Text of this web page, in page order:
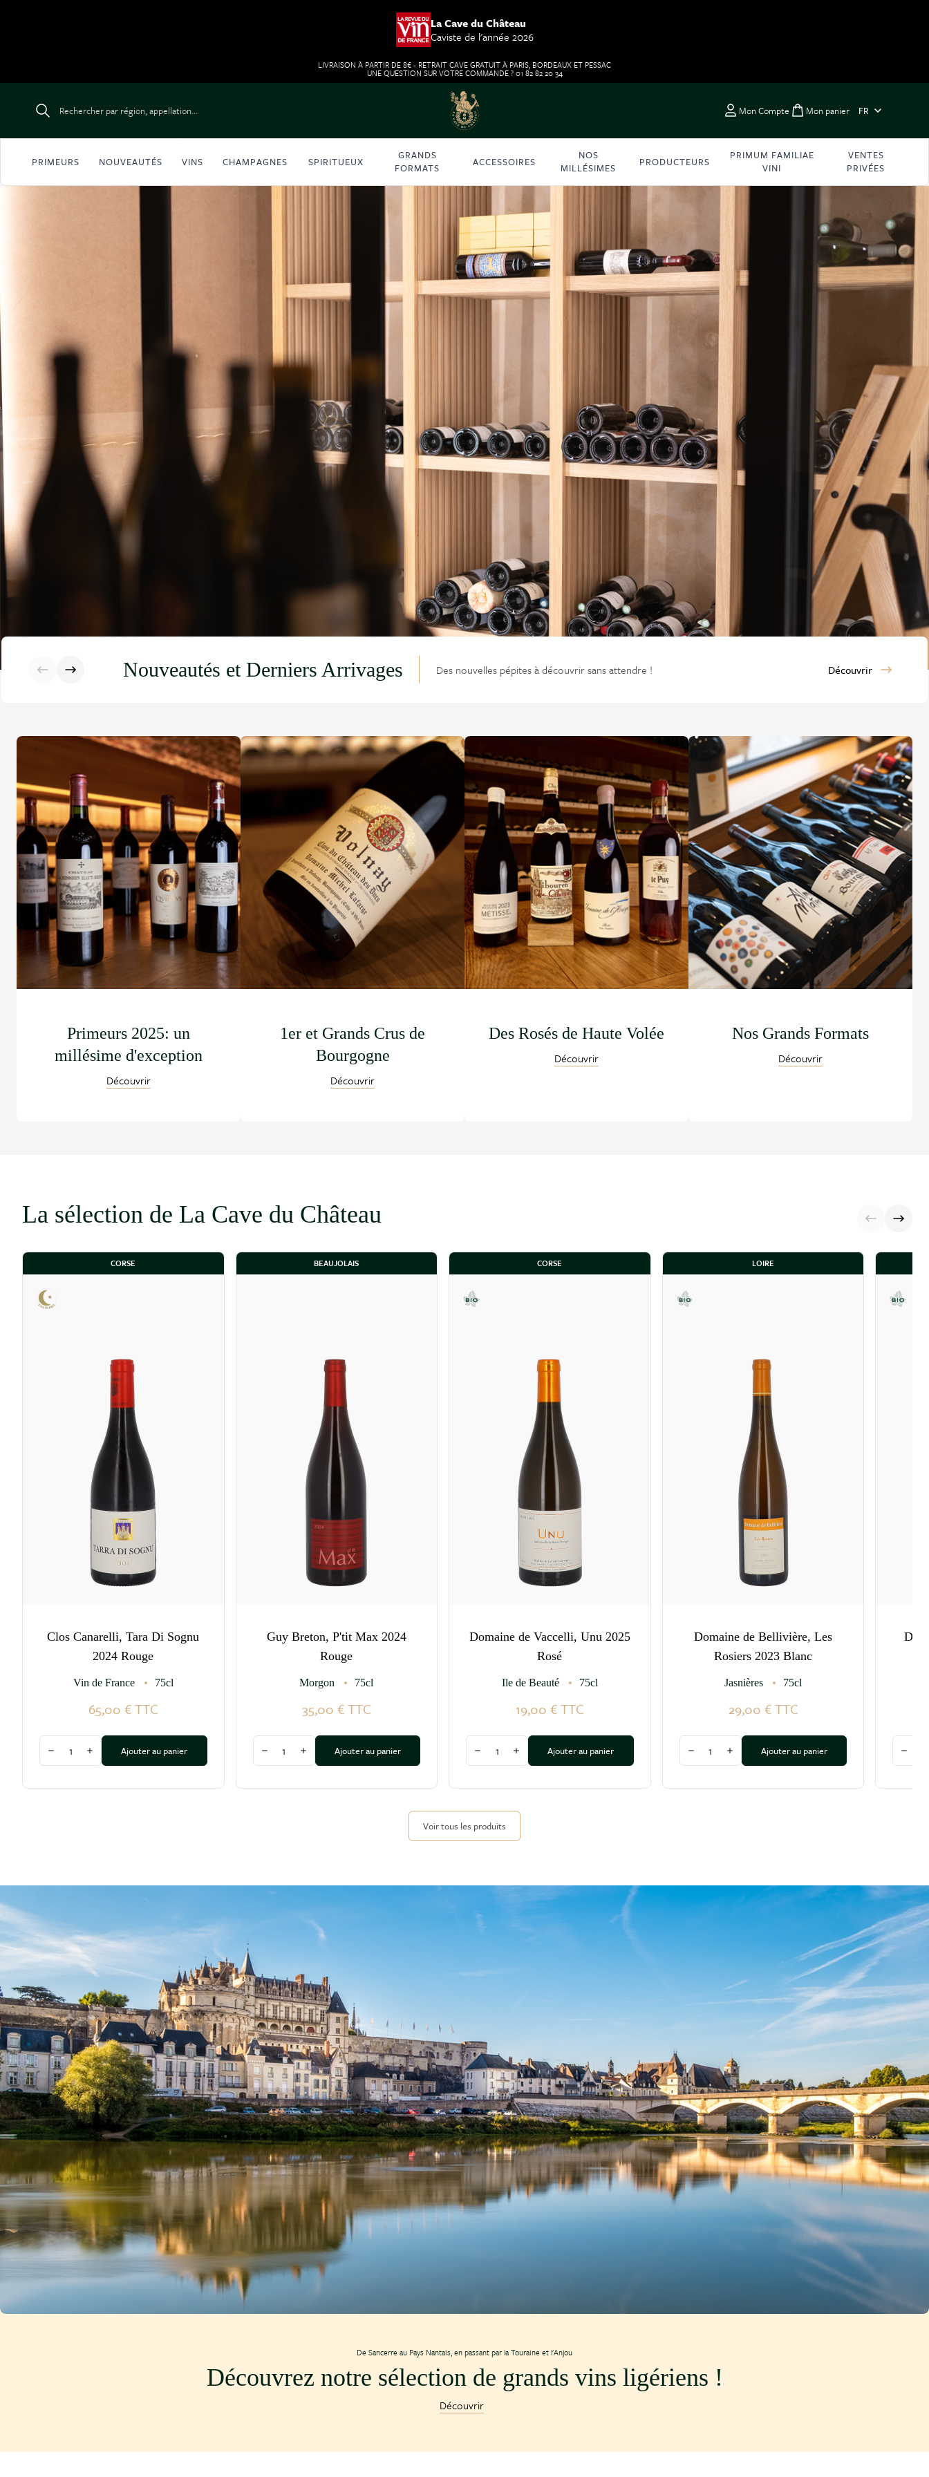
La Cave du Château
Caviste de l'année 2026
LIVRAISON À PARTIR DE 8€ - RETRAIT CAVE GRATUIT À PARIS, BORDEAUX ET PESSAC
UNE QUESTION SUR VOTRE COMMANDE ? 01 82 82 20 34
Rechercher par région, appellation... Mon Compte Toggle minicart,
Mon panier FR
PRIMEURS NOUVEAUTÉS VINS CHAMPAGNES SPIRITUEUX
GRANDS
FORMATS
ACCESSOIRES
NOS
MILLÉSIMES
PRODUCTEURS
PRIMUM FAMILIAE
VINI
VENTES
PRIVÉES
Nouveautés et Derniers Arrivages Des nouvelles pépites à découvrir sans attendre ! Découvrir
Primeurs 2025: un
millésime d'exception
Découvrir
1er et Grands Crus de
Bourgogne
Découvrir
Des Rosés de Haute Volée
Découvrir
Nos Grands Formats
Découvrir
La sélection de La Cave du Château
CORSE
Clos Canarelli, Tara Di Sognu
2024 Rouge
Vin de France 75cl
65,00 €TTC
Diminuer la quantité
Augmenter la quantité
Ajouter au panier
BEAUJOLAIS
Guy Breton, P'tit Max 2024
Rouge
Morgon 75cl
35,00 €TTC
Diminuer la quantité
Augmenter la quantité
Ajouter au panier
CORSE
Domaine de Vaccelli, Unu 2025
Rosé
Ile de Beauté 75cl
19,00 €TTC
Diminuer la quantité
Augmenter la quantité
Ajouter au panier
LOIRE
Domaine de Bellivière, Les
Rosiers 2023 Blanc
Jasnières 75cl
29,00 € TTC
Diminuer la quantité
Augmenter la quantité
Ajouter au panier
Voir tous les produits
De Sancerre au Pays Nantais, en passant par la Touraine et l'Anjou
Découvrez notre sélection de grands vins ligériens !
Découvrir